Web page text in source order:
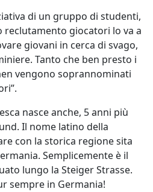
di un gruppo di studenti,
giocatori lo va a
giovani in cerca di svago,
Tanto che ben presto i
vengono soprannominati
nasce anche, 5 anni più
Il nome latino della
con la storica regione sita
Semplicemente è il
lungo la Steiger Strasse.
sempre in Germania!